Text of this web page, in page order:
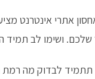
אתרי אינטרנט
ושימו לב
לבדוק מה רמת